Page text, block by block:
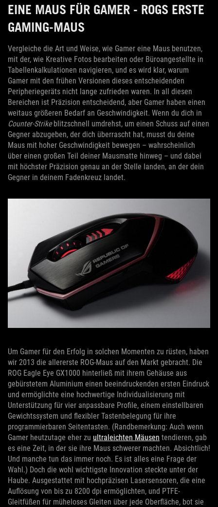
EINE MAUS FÜR GAMER - ROGS ERSTE
GAMING-MAUS
Vergleiche die Art und Weise, wie Gamer eine Maus benutzen,
mit der, wie Kreative Fotos bearbeiten oder Büroangestellte in
Tabellenkalkulationen navigieren, und es wird klar, warum
Gamer mit den frühen Versionen dieses entscheidenden
Peripheriegeräts nicht lange zufrieden waren. In all diesen
Bereichen ist Präzision entscheidend, aber Gamer haben einen
weitaus größeren Bedarf an Geschwindigkeit. Wenn du dich in
Counter-Strikeblitzschnell umdrehst, um einen Schuss auf einen
Gegner abzugeben, der dich überrascht hat, musst du deine
Maus mit hoher Geschwindigkeit bewegen – wahrscheinlich
über einen großen Teil deiner Mausmatte hinweg – und dabei
mit höchster Präzision genau an der Stelle landen, an der dein
Gegner in deinem Fadenkreuz landet.
Um Gamer für den Erfolg in solchen Momenten zu rüsten, haben
wir 2013 die allererste ROG-Maus auf den Markt gebracht. Die
ROG Eagle Eye GX1000 hinterließ mit ihrem Gehäuse aus
gebürstetem Aluminium einen beeindruckenden ersten Eindruck
und ermöglichte eine hochwertige Individualisierung mit
Unterstützung für vier anpassbare Profile, einem einstellbaren
Gewichtssystem und flexibler Tastenbelegung für ihre
programmierbaren Seitentasten. (Randbemerkung: Auch wenn
Gamer heutzutage eher zu ultraleichten Mäusen tendieren, gab
es eine Zeit, in der sie ihre Maus schwerer machten. Absichtlich!
Und manche tun das immer noch. Es ist alles eine Frage der
Wahl.) Doch die wohl wichtigste Innovation steckte unter der
Haube. Ausgestattet mit hochpräzisen Lasersensoren, die eine
Auflösung von bis zu 8200 dpi ermöglichten, und PTFE-
Gleitfüßen für müheloses Gleiten über jede Oberfläche, bot sie